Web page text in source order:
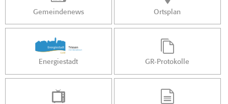
Gemeindenews Ortsplan
Energiestadt GR-Protokolle